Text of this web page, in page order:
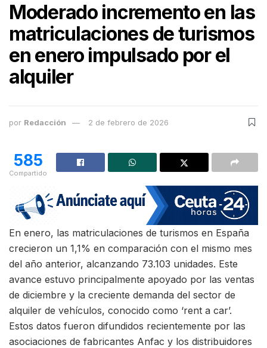
Moderado incremento en las
matriculaciones de turismos
en enero impulsado por el
alquiler
por Redacción 2 de febrero de 2026
585
Compartido
En enero, las matriculaciones de turismos en España
crecieron un 1,1% en comparación con el mismo mes
del año anterior, alcanzando 73.103 unidades. Este
avance estuvo principalmente apoyado por las ventas
de diciembre y la creciente demanda del sector de
alquiler de vehículos, conocido como ‘rent a car’.
Estos datos fueron difundidos recientemente por las
asociaciones de fabricantes Anfac y los distribuidores